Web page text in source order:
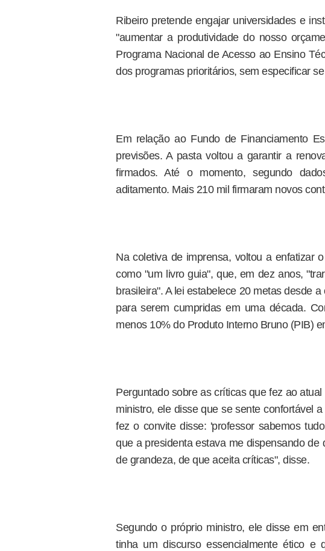
Ribeiro pretende engajar universidades e
"aumentar a produtividade do nosso
Programa Nacional de Acesso ao Ensino
dos programas prioritários, sem especificar
Em relação ao Fundo de Financiamento
previsões. A pasta voltou a garantir a
firmados. Até o momento, segundo
aditamento. Mais 210 mil firmaram novos
Na coletiva de imprensa, voltou a enfatizar
como "um livro guia", que, em dez anos,
brasileira". A lei estabelece 20 metas desde
para serem cumpridas em uma década.
menos 10% do Produto Interno Bruno (PIB)
Perguntado sobre as críticas que fez ao
ministro, ele disse que se sente confortável
fez o convite disse: 'professor sabemos
que a presidenta estava me dispensando de
de grandeza, de que aceita críticas", disse.
Segundo o próprio ministro, ele disse em
tinha um discurso essencialmente ético